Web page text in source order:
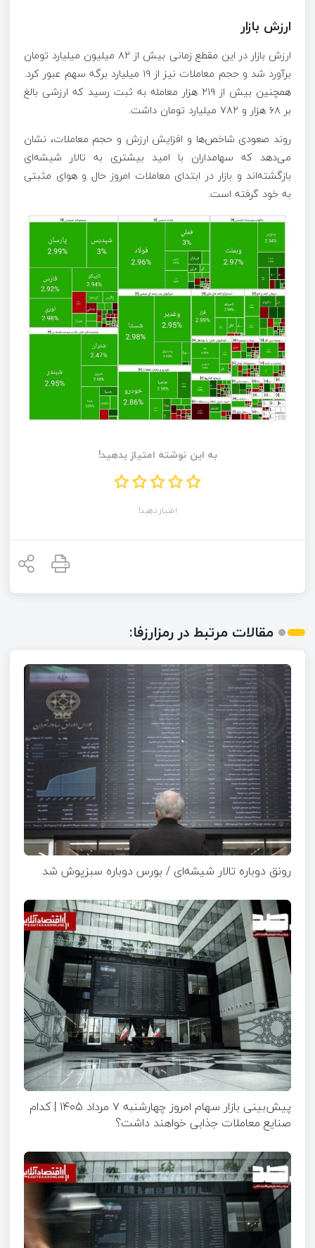
ارزش بازار
ارزش بازار در این مقطع زمانی بیش از ۸۲ میلیون میلیارد تومان
برآورد شد و حجم معاملات نیز از ۱۹ میلیارد برگه سهم عبور کرد.
همچنین بیش از ۲۱۹ هزار معامله به ثبت رسید که ارزشی بالغ
بر ۶۸ هزار و ۷۸۲ میلیارد تومان داشت.
روند صعودی شاخص‌ها و افزایش ارزش و حجم معاملات، نشان
می‌دهد که سهامداران با امید بیشتری به تالار شیشه‌ای
بازگشته‌اند و بازار در ابتدای معاملات امروز حال و هوای مثبتی
به خود گرفته است.
به این نوشته امتیاز بدهید!
امتیاز دهید!
مقالات مرتبط در رمزارزفا:
رونق دوباره تالار شیشه‌ای / بورس دوباره سبزپوش شد
پیش‌بینی بازار سهام امروز چهارشنبه ۷ مرداد ۱۴۰۵ | کدام
صنایع معاملات جذابی خواهند داشت؟